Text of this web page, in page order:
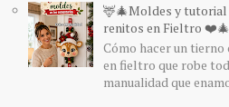
🦌🎄Moldes y tutorial
renitos en Fieltro ❤️🎄
Cómo hacer un
en fieltro que robe
manualidad que